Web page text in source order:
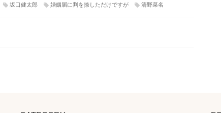
坂口健太郎 婚姻届に判を捺しただけですが 清野菜名